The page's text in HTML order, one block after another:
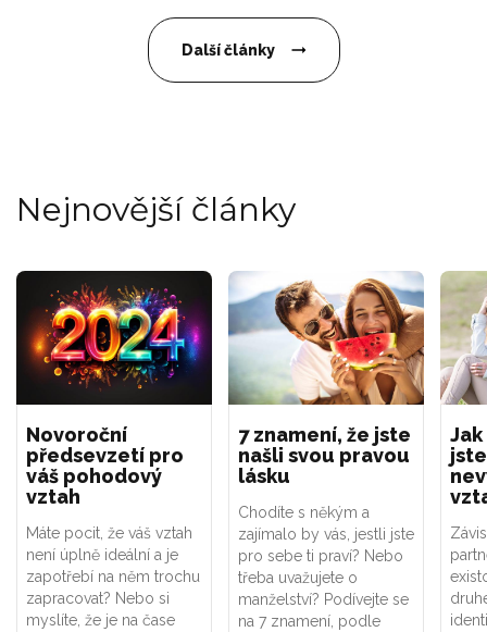
Další články
Nejnovější články
Novoroční
předsevzetí pro
váš pohodový
vztah
Máte pocit, že váš vztah
není úplně ideální a je
zapotřebí na něm trochu
zapracovat? Nebo si
myslíte, že je na čase
7 znamení, že jste
našli svou pravou
lásku
Chodíte s někým a
zajímalo by vás, jestli jste
pro sebe ti praví? Nebo
třeba uvažujete o
manželství? Podívejte se
na 7 znamení, podle